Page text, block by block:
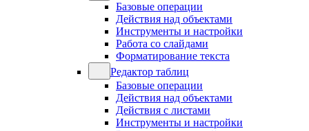
Базовые операции
Действия над объектами
Инструменты и настройки
Работа со слайдами
Форматирование текста
Редактор таблиц
Базовые операции
Действия над объектами
Действия с листами
Инструменты и настройки